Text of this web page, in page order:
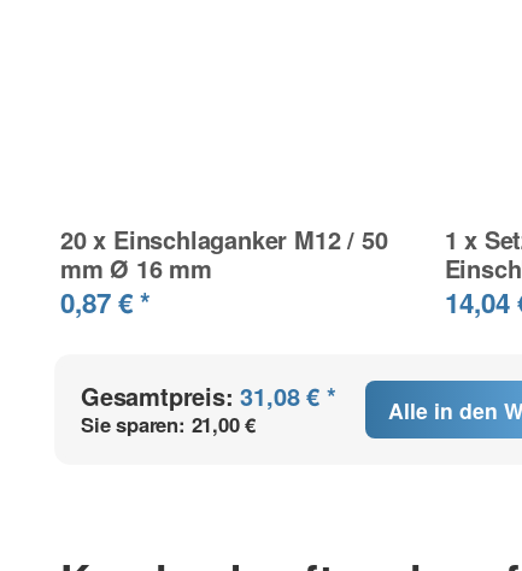
20 x Einschlaganker M12 / 50
mm Ø 16 mm
0,87 €*
1 x
14,04
Gesamtpreis:31,08 € *
Sie sparen: 21,00 € Alle in den